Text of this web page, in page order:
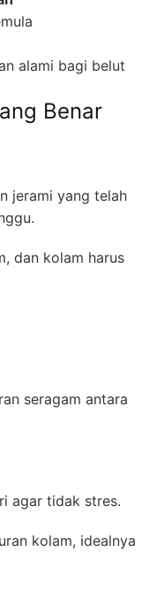
alami bagi belut
Benar
jerami yang telah
dan kolam harus
seragam antara
agar tidak stres.
kolam, idealnya